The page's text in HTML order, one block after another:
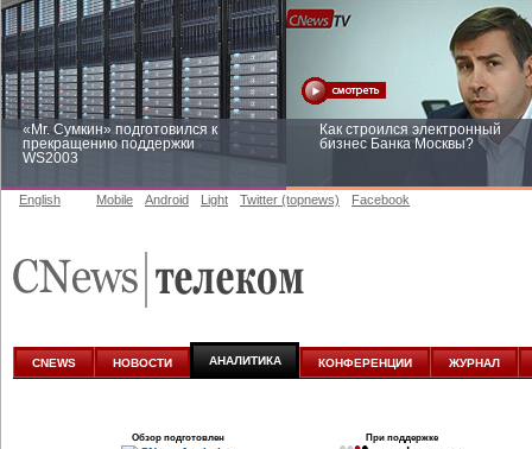
«Mr. Сумкин» подготовился к
прекращению поддержки
WS2003
Как строился электронный
бизнес Банка Москвы?
аналитике
English Mobile Android Light Twitter (topnews) Facebook
CNEWS НОВОСТИ АНАЛИТИКА КОНФЕРЕНЦИИ ЖУРНАЛ
Обзор подготовлен При поддержке